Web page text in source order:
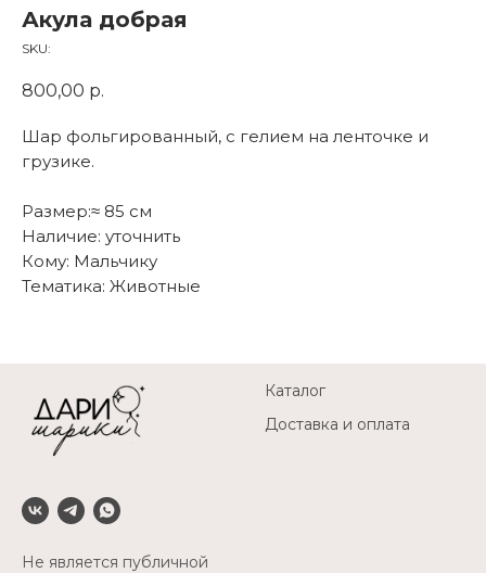
Акула добрая
SKU:
800,00 р.
Шар фольгированный, с гелием на ленточке и
грузике.
Размер:≈ 85 см
Наличие: уточнить
Кому: Мальчику
Тематика: Животные
Не является публичной
Каталог
Доставка и оплата